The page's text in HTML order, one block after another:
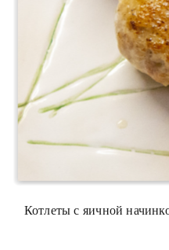
Котлеты с яичной